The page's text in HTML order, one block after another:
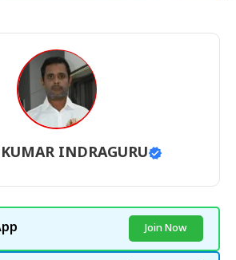
KUMAR INDRAGURU
Join Now